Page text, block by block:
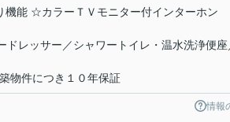
能 ☆カラーＴＶモニター付インターホン
レッサー／シャワートイレ・温水洗浄便座
物件につき１０年保証
情報